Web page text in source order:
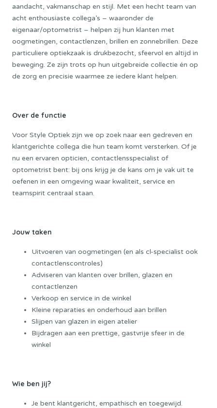
aandacht, vakmanschap en stijl. Met een hecht team van
acht enthousiaste collega’s – waaronder de
eigenaar/optometrist – helpen zij hun klanten met
oogmetingen, contactlenzen, brillen en zonnebrillen. Deze
particuliere optiekzaak is drukbezocht, sfeervol en altijd in
beweging. Ze zijn trots op hun uitgebreide collectie én op
de zorg en precisie waarmee ze iedere klant helpen.
Over de functie
Voor Style Optiek zijn we op zoek naar een gedreven en
klantgerichte collega die hun team komt versterken. Of je
nu een ervaren opticien, contactlensspecialist of
optometrist bent: bij ons krijg je de kans om je vak uit te
oefenen in een omgeving waar kwaliteit, service en
teamspirit centraal staan.
Jouw taken
Uitvoeren van oogmetingen (en als cl-specialist ook
contactlenscontroles)
Adviseren van klanten over brillen, glazen en
contactlenzen
Verkoop en service in de winkel
Kleine reparaties en onderhoud aan brillen
Slijpen van glazen in eigen atelier
Bijdragen aan een prettige, gastvrije sfeer in de
winkel
Wie ben jij?
Je bent klantgericht, empathisch en toegewijd.